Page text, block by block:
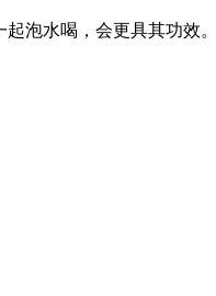
泡水喝，会更具其功效